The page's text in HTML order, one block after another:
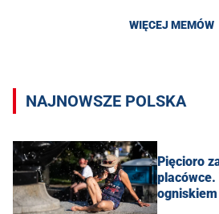
WIĘCEJ MEMÓW
NAJNOWSZE POLSKA
Pięcioro
placówce.